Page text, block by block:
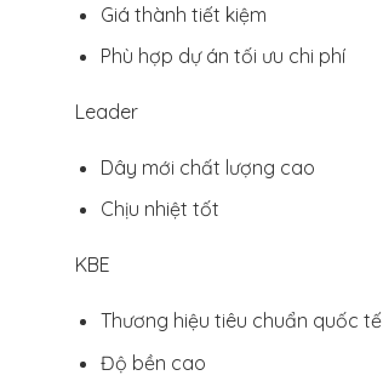
Giá thành tiết kiệm
Phù hợp dự án tối ưu chi phí
Leader
Dây mới chất lượng cao
Chịu nhiệt tốt
KBE
Thương hiệu tiêu chuẩn quốc tế
Độ bền cao